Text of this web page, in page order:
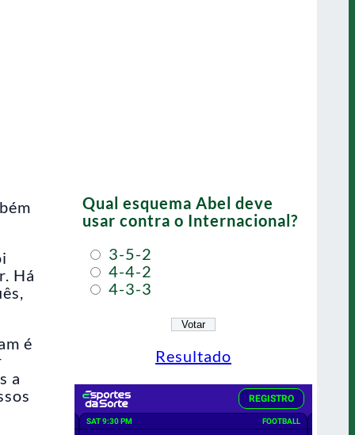
Há
é
a
Qual esquema Abel deve
usar contra o Internacional?
3-5-2
4-4-2
4-3-3
Resultado